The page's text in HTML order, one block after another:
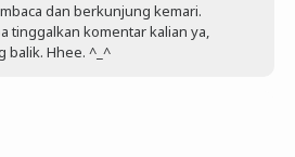
dan berkunjung kemari.
tinggalkan komentar kalian ya,
balik. Hhee. ^_^